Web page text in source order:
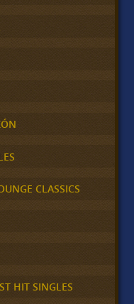
CLASSICS
HIT SINGLES